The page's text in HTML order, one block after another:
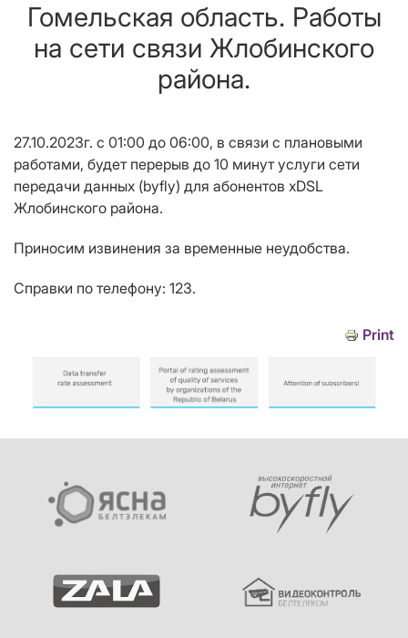
Гомельская область. Работы
на сети связи Жлобинского
района.
27.10.2023г. с 01:00 до 06:00, в связи с плановыми
работами, будет перерыв до 10 минут услуги сети
передачи данных (byfly) для абонентов xDSL
Жлобинского района.
Приносим извинения за временные неудобства.
Справки по телефону: 123.
Print